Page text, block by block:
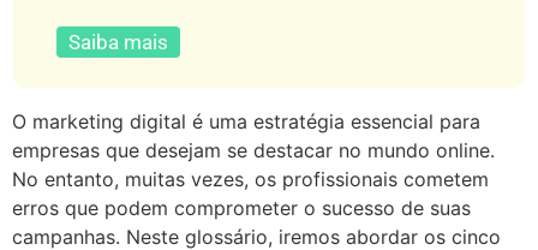
Saiba mais
O marketing digital é uma estratégia essencial para
empresas que desejam se destacar no mundo online.
No entanto, muitas vezes, os profissionais cometem
erros que podem comprometer o sucesso de suas
campanhas. Neste glossário, iremos abordar os cinco